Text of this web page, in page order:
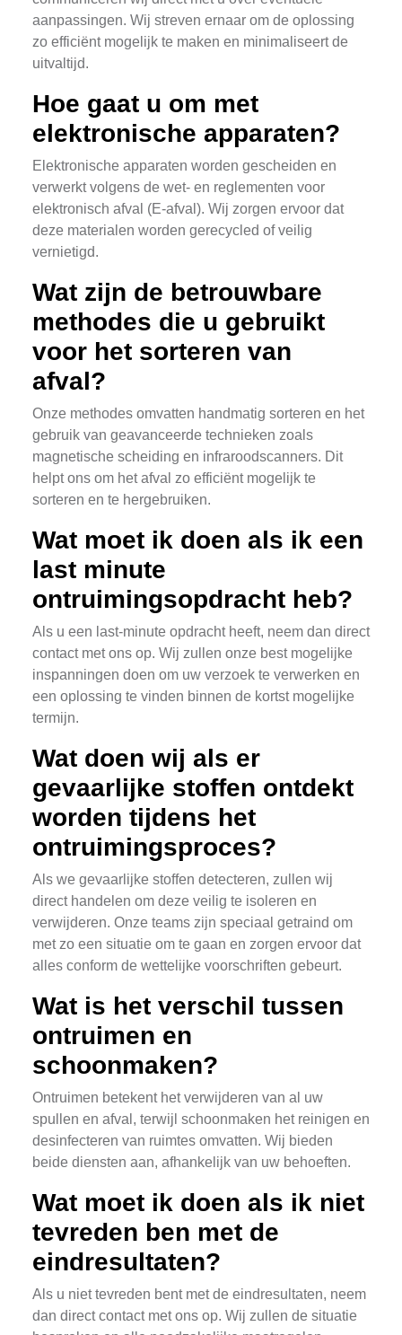
aanpassingen. Wij streven ernaar om de oplossing
zo efficiënt mogelijk te maken en minimaliseert de
uitvaltijd.
Hoe gaat u om met
elektronische apparaten?
Elektronische apparaten worden gescheiden en
verwerkt volgens de wet- en reglementen voor
elektronisch afval (E-afval). Wij zorgen ervoor dat
deze materialen worden gerecycled of veilig
vernietigd.
Wat zijn de betrouwbare
methodes die u gebruikt
voor het sorteren van
afval?
Onze methodes omvatten handmatig sorteren en het
gebruik van geavanceerde technieken zoals
magnetische scheiding en infraroodscanners. Dit
helpt ons om het afval zo efficiënt mogelijk te
sorteren en te hergebruiken.
Wat moet ik doen als ik een
last minute
ontruimingsopdracht heb?
Als u een last-minute opdracht heeft, neem dan direct
contact met ons op. Wij zullen onze best mogelijke
inspanningen doen om uw verzoek te verwerken en
een oplossing te vinden binnen de kortst mogelijke
termijn.
Wat doen wij als er
gevaarlijke stoffen ontdekt
worden tijdens het
ontruimingsproces?
Als we gevaarlijke stoffen detecteren, zullen wij
direct handelen om deze veilig te isoleren en
verwijderen. Onze teams zijn speciaal getraind om
met zo een situatie om te gaan en zorgen ervoor dat
alles conform de wettelijke voorschriften gebeurt.
Wat is het verschil tussen
ontruimen en
schoonmaken?
Ontruimen betekent het verwijderen van al uw
spullen en afval, terwijl schoonmaken het reinigen en
desinfecteren van ruimtes omvatten. Wij bieden
beide diensten aan, afhankelijk van uw behoeften.
Wat moet ik doen als ik niet
tevreden ben met de
eindresultaten?
Als u niet tevreden bent met de eindresultaten, neem
dan direct contact met ons op. Wij zullen de situatie